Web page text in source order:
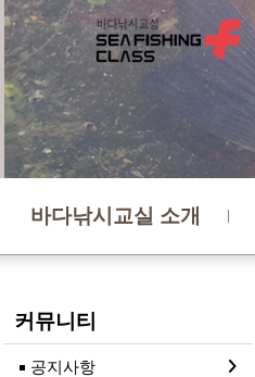
바다낚시교실 소개
커뮤니티
공지사항